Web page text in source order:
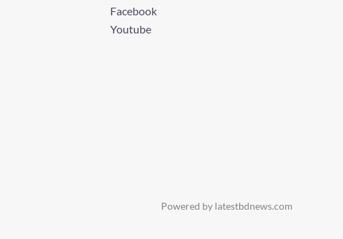
Facebook
Youtube
Powered by latestbdnews.com